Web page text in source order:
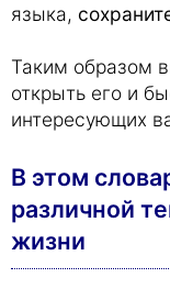
языка,
Таким образом
открыть его и
интересующих
В этом
различной
жизни